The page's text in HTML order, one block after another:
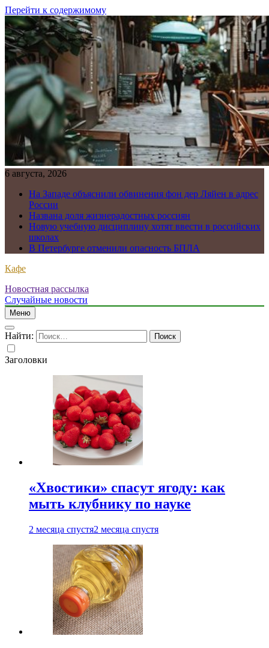
Перейти к содержимому
6 августа, 2026
На Западе объяснили обвинения фон дер Ляйен в адрес
России
Названа доля жизнерадостных россиян
Новую учебную дисциплину хотят ввести в российских
школах
В Петербурге отменили опасность БПЛА
Кафе
Новостная рассылка
Случайные новости
Меню
Найти:
Заголовки
«Хвостики» спасут ягоду: как
мыть клубнику по науке
2 месяца спустя2 месяца спустя